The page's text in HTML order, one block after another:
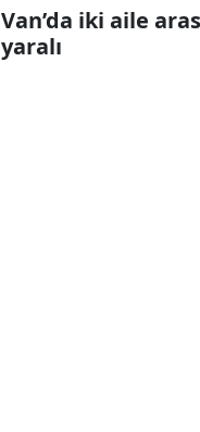
Van’da iki aile
yaralı